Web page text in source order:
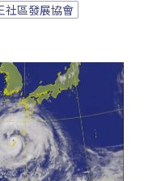
社區發展協會